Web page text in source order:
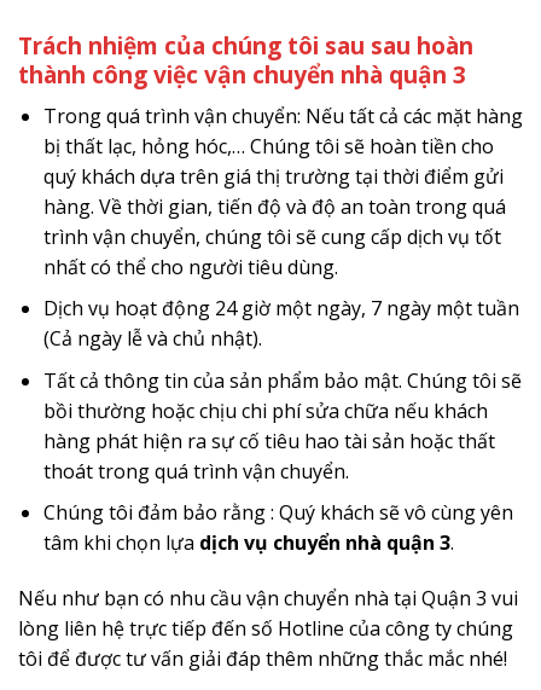
Trách nhiệm của chúng tôi sau sau hoàn
thành công việc vận chuyển nhà quận 3
Trong quá trình vận chuyển: Nếu tất cả các mặt hàng
bị thất lạc, hỏng hóc,… Chúng tôi sẽ hoàn tiền cho
quý khách dựa trên giá thị trường tại thời điểm gửi
hàng. Về thời gian, tiến độ và độ an toàn trong quá
trình vận chuyển, chúng tôi sẽ cung cấp dịch vụ tốt
nhất có thể cho người tiêu dùng.
Dịch vụ hoạt động 24 giờ một ngày, 7 ngày một tuần
(Cả ngày lễ và chủ nhật).
Tất cả thông tin của sản phẩm bảo mật. Chúng tôi sẽ
bồi thường hoặc chịu chi phí sửa chữa nếu khách
hàng phát hiện ra sự cố tiêu hao tài sản hoặc thất
thoát trong quá trình vận chuyển.
Chúng tôi đảm bảo rằng : Quý khách sẽ vô cùng yên
tâm khi chọn lựa dịch vụ chuyển nhà quận 3.
Nếu như bạn có nhu cầu vận chuyển nhà tại Quận 3 vui
lòng liên hệ trực tiếp đến số Hotline của công ty chúng
tôi để được tư vấn giải đáp thêm những thắc mắc nhé!